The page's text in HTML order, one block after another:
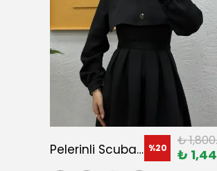
Pelerinli Scuba Elbise %20 ₺
₺